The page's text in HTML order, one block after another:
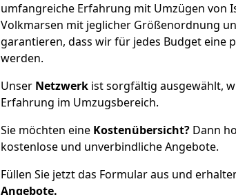
umfangreiche Erfahrung mit Umzügen von
Volkmarsen mit jeglicher Größenordnung
garantieren, dass wir für jedes Budget eine
werden.
Unser Netzwerk ist sorgfältig ausgewählt,
Erfahrung im Umzugsbereich.
Sie möchten eine Kostenübersicht? Dann
kostenlose und unverbindliche Angebote.
Füllen Sie jetzt das Formular aus und
Angebote.